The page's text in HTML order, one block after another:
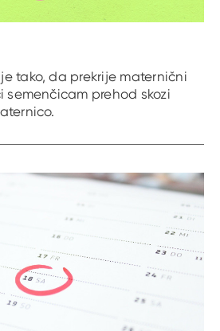
tako, da prekrije maternični
semenčicam prehod skozi